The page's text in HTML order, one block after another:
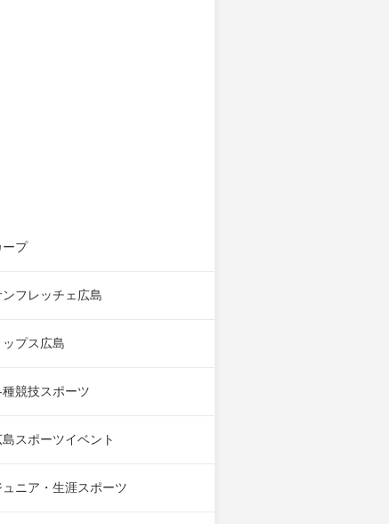
ープ
ンフレッチェ広島
ップス広島
種競技スポーツ
島スポーツイベント
ュニア・生涯スポーツ